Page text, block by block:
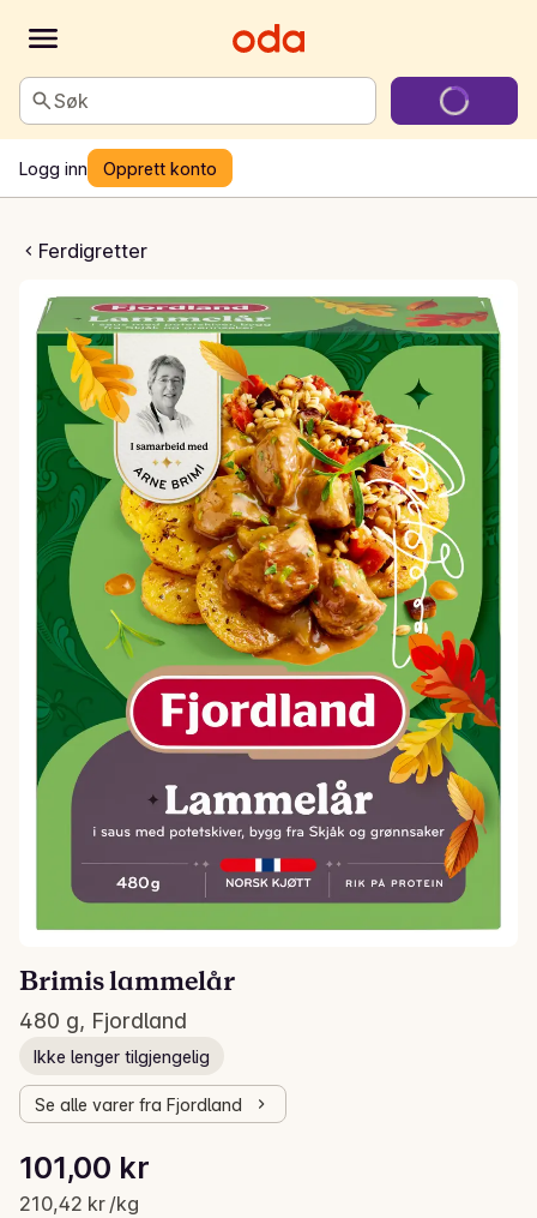
Søk
Logg inn Opprett konto
Ferdigretter
lammelår
Brimis lammelår
480 g, Fjordland
Ikke lenger tilgjengelig
Se alle varer fra Fjordland
Gjeldende pris er: 101,00 kr
101,00 kr
210,42 kr /kg
Stykkpris: 210,42 kr /kg